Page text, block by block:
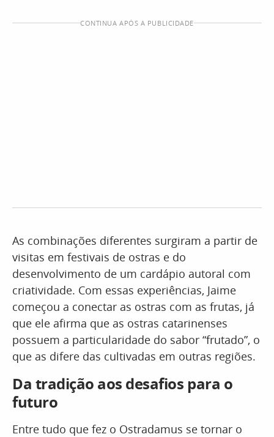
CONTINUA APÓS A PUBLICIDADE
As combinações diferentes surgiram a partir de
visitas em festivais de ostras e do
desenvolvimento de um cardápio autoral com
criatividade. Com essas experiências, Jaime
começou a conectar as ostras com as frutas, já
que ele afirma que as ostras catarinenses
possuem a particularidade do sabor “frutado”, o
que as difere das cultivadas em outras regiões.
Da tradição aos desafios para o
futuro
Entre tudo que fez o Ostradamus se tornar o